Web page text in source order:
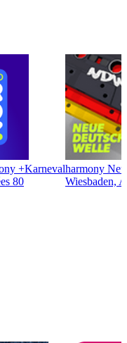
+Karneval
80
harmony
Wiesbaden,